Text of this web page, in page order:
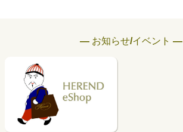
― お知らせ/イベント ―